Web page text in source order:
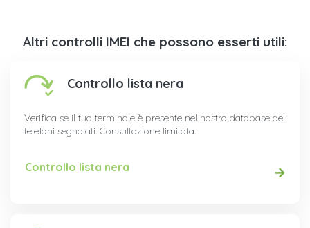
Altri controlli IMEI che possono esserti utili:
Controllo lista nera
Verifica se il tuo terminale è presente nel nostro database dei
telefoni segnalati. Consultazione limitata.
Controllo lista nera